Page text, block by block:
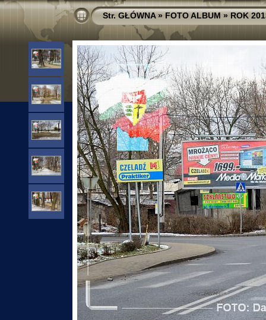
Str. GŁÓWNA»FOTO ALBUM»ROK